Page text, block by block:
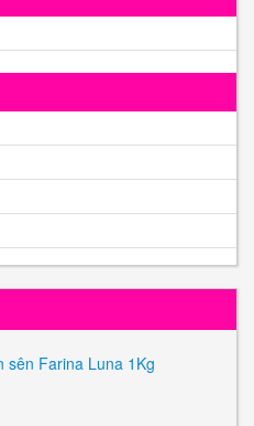
sên Farina Luna 1Kg